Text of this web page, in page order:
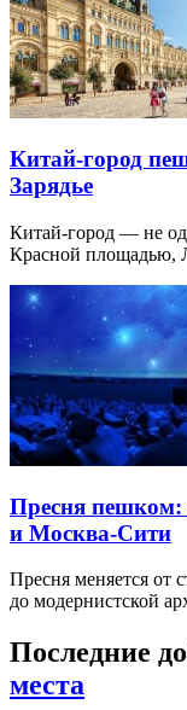
Китай-город
Зарядье
Китай-город — не
Красной площадью,
Пресня пешком:
и Москва-Сити
Пресня меняется от
до модернистской
Последние
места